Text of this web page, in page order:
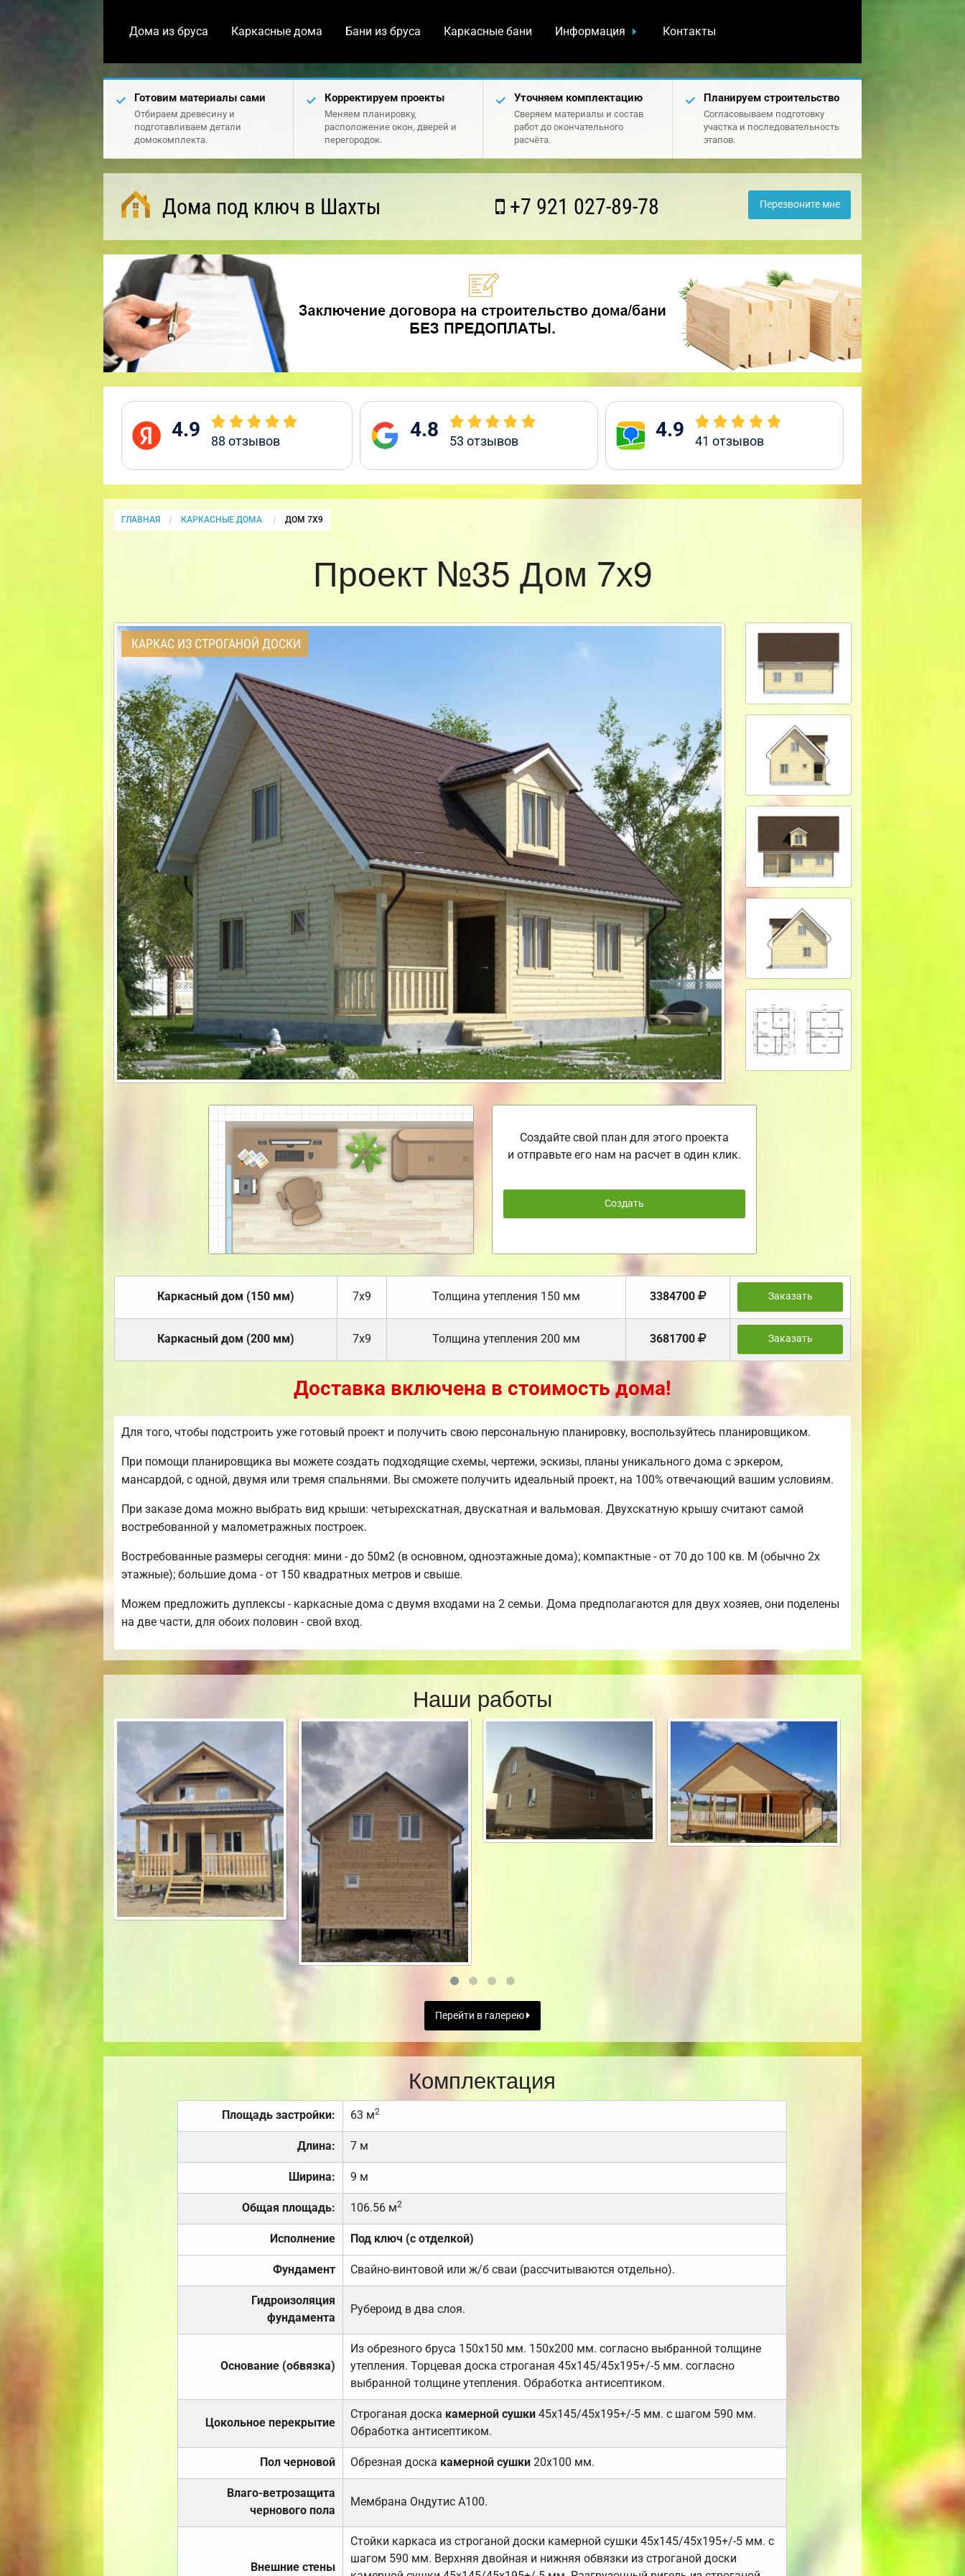
Дома из бруса Каркасные дома Бани из бруса Каркасные бани Информация Контакты
Готовим материалы сами
Отбираем древесину и
подготавливаем детали
домокомплекта.
Корректируем проекты
Меняем планировку,
расположение окон, дверей и
перегородок.
Уточняем комплектацию
Сверяем материалы и состав
работ до окончательного
расчёта.
Планируем строительство
Согласовываем подготовку
участка и последовательность
этапов.
Дома под ключ в Шахты +7 921 027-89-78 Перезвоните мне
4.9 88 отзывов 4.8 53 отзывов 4.9 41 отзывов
ГЛАВНАЯ КАРКАСНЫЕ ДОМА CURRENT:
ДОМ 7Х9
Проект №35 Дом 7х9
КАРКАС ИЗ СТРОГАНОЙ ДОСКИ
Создайте свой план для этого проекта
и отправьте его нам на расчет в один клик.
Создать
Каркасный дом (150 мм) 7х9 Толщина утепления 150 мм 3384700 Заказать
Каркасный дом (200 мм) 7х9 Толщина утепления 200 мм 3681700 Заказать
Доставка включена в стоимость дома!
Для того, чтобы подстроить уже готовый проект и получить свою персональную планировку, воспользуйтесь планировщиком.
При помощи планировщика вы можете создать подходящие схемы, чертежи, эскизы, планы уникального дома с эркером,
мансардой, с одной, двумя или тремя спальнями. Вы сможете получить идеальный проект, на 100% отвечающий вашим условиям.
При заказе дома можно выбрать вид крыши: четырехскатная, двускатная и вальмовая. Двухскатную крышу считают самой
востребованной у малометражных построек.
Востребованные размеры сегодня: мини - до 50м2 (в основном, одноэтажные дома); компактные - от 70 до 100 кв. М (обычно 2х
этажные); большие дома - от 150 квадратных метров и свыше.
Можем предложить дуплексы - каркасные дома с двумя входами на 2 семьи. Дома предполагаются для двух хозяев, они поделены
на две части, для обоих половин - свой вход.
Наши работы
Перейти в галерею
Комплектация
Площадь застройки: 63 м2
Длина: 7 м
Ширина: 9 м
Общая площадь: 106.56 м2
Исполнение Под ключ (с отделкой)
Фундамент Свайно-винтовой или ж/б сваи (рассчитываются отдельно).
Гидроизоляция
фундамента
Рубероид в два слоя.
Основание (обвязка)
Из обрезного бруса 150х150 мм. 150х200 мм. согласно выбранной толщине
утепления. Торцевая доска строганая 45х145/45х195+/-5 мм. согласно
выбранной толщине утепления. Обработка антисептиком.
Цокольное перекрытие
Строганая доска камерной сушки 45х145/45х195+/-5 мм. с шагом 590 мм.
Обработка антисептиком.
Пол черновой Обрезная доска камерной сушки20х100 мм.
Влаго-ветрозащита
чернового пола
Мембрана Ондутис А100.
Внешние стены
Стойки каркаса из строганой доски камерной сушки 45х145/45х195+/-5 мм. с
шагом 590 мм. Верхняя двойная и нижняя обвязки из строганой доски